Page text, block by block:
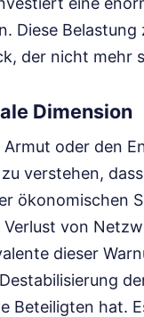
Diese
der nicht mehr
Dimension
oder den
verstehen,
ökonomischen
von
dieser
Beteiligten hat.